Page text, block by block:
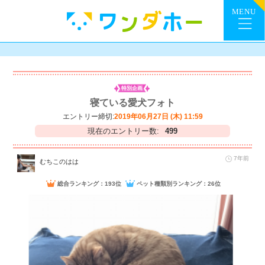
特別企画
寝ている愛犬フォト
エントリー締切:2019年06月27日 (木) 11:59
現在のエントリー数: 499
むちこのはは 7年前
総合ランキング：193位 ペット種類別ランキング：26位